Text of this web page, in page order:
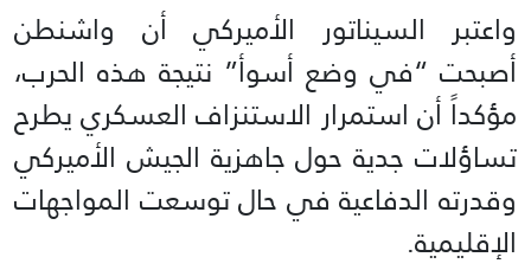
واعتبر السيناتور الأميركي أن واشنطن
أصبحت “في وضع أسوأ” نتيجة هذه الحرب،
مؤكداً أن استمرار الاستنزاف العسكري يطرح
تساؤلات جدية حول جاهزية الجيش الأميركي
وقدرته الدفاعية في حال توسعت المواجهات
الإقليمية.